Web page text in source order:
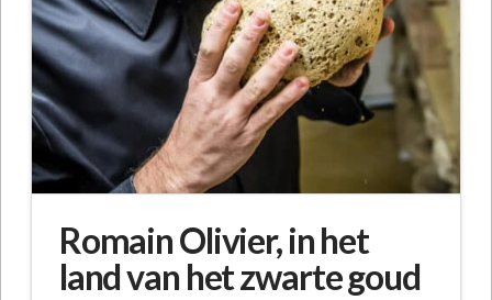
Romain Olivier, in het
land van het zwarte goud